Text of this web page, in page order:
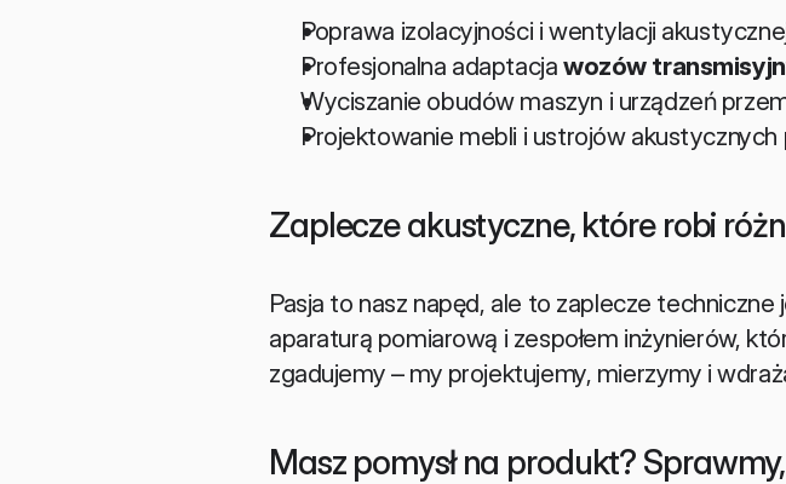
Poprawa izolacyjności i wentylacji
Profesjonalna adaptacja wozów
Wyciszanie obudów maszyn i urządzeń
Projektowanie mebli i ustrojów
Zaplecze akustyczne, które robi
Pasja to nasz napęd, ale to zaplecze
aparaturą pomiarową i zespołem inżynierów,
zgadujemy – my projektujemy, mierzymy i
Masz pomysł na produkt?